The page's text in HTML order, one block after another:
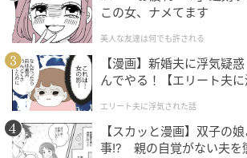
次の記事
【アナグラムクイズ】「こ
並び替えると？ 1分以内で
この女、ナメてます
美人な友達は何でも許される
【漫画】新婚夫に浮気疑
んでやる！【エリート夫
エリート夫に浮気された話
【スカッと漫画】双子の
事!? 親の自覚がない夫を